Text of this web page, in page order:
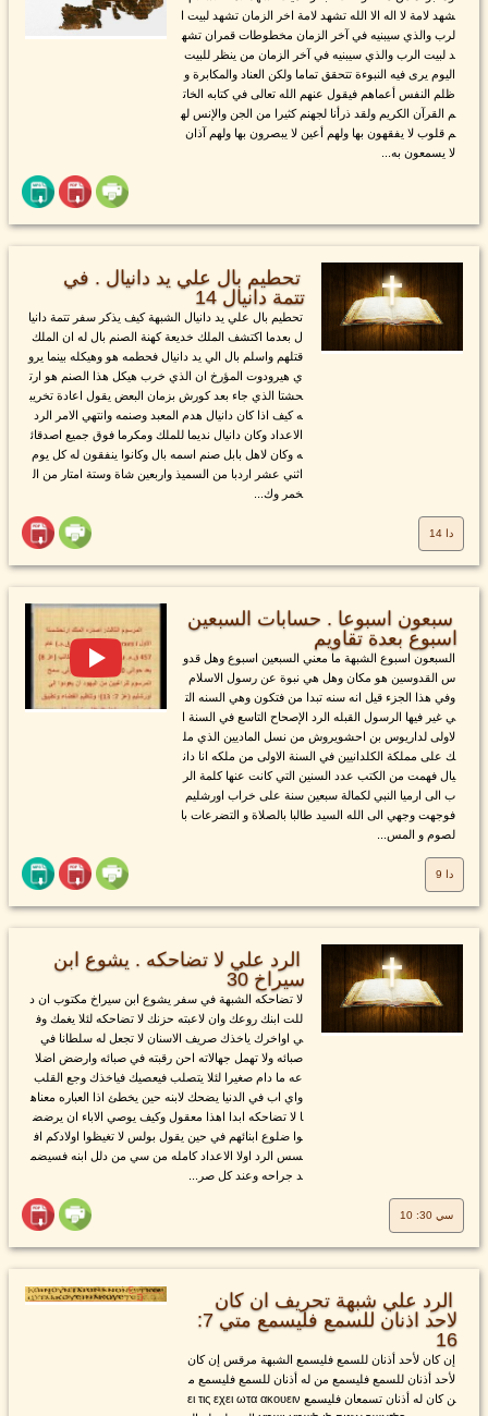
شهد لامة لا اله الا الله تشهد لامة اخر الزمان تشهد لبيت ا
لرب والذي سيبنيه في آخر الزمان مخطوطات قمران تشه
د لبيت الرب والذي سيبنيه في آخر الزمان من ينظر للبيت
اليوم يرى فيه النبوءة تتحقق تماما ولكن العناد والمكابرة و
ظلم النفس أعماهم فيقول عنهم الله تعالى في كتابه الخات
م القرآن الكريم ولقد ذرأنا لجهنم كثيرا من الجن والإنس له
م قلوب لا يفقهون بها ولهم أعين لا يبصرون بها ولهم آذان
لا يسمعون به...
تحطيم بال علي يد دانيال . في
تتمة دانيال 14
تحطيم بال علي يد دانيال الشبهة كيف يذكر سفر تتمة دانيا
ل بعدما اكتشف الملك خديعة كهنة الصنم بال له ان الملك
قتلهم واسلم بال الي يد دانيال فحطمه هو وهيكله بينما يرو
ي هيرودوت المؤرخ ان الذي خرب هيكل هذا الصنم هو ارت
حشتا الذي جاء بعد كورش بزمان البعض يقول اعادة تخريب
ه كيف اذا كان دانيال هدم المعبد وصنمه وانتهي الامر الرد
الاعداد وكان دانيال نديما للملك ومكرما فوق جميع اصدقائ
ه وكان لاهل بابل صنم اسمه بال وكانوا ينفقون له كل يوم
اثني عشر اردبا من السميذ واربعين شاة وستة امتار من ال
خمر وك...
دا 14
سبعون اسبوعا . حسابات السبعين
اسبوع بعدة تقاويم
السبعون اسبوع الشبهة ما معني السبعين اسبوع وهل قدو
س القدوسين هو مكان وهل هي نبوة عن رسول الاسلام
وفي هذا الجزء قيل انه سنه تبدا من فتكون وهي السنه الت
ي غير فيها الرسول القبله الرد الإصحاح التاسع في السنة ا
لاولى لداريوس بن احشويروش من نسل الماديين الذي مل
ك على مملكة الكلدانيين في السنة الاولى من ملكه انا دان
يال فهمت من الكتب عدد السنين التي كانت عنها كلمة الر
ب الى ارميا النبي لكمالة سبعين سنة على خراب اورشليم
فوجهت وجهي الى الله السيد طالبا بالصلاة و التضرعات با
لصوم و المس...
دا 9
الرد علي لا تضاحكه . يشوع ابن
سيراخ 30
لا تضاحكه الشبهة في سفر يشوع ابن سيراخ مكتوب ان د
للت ابنك روعك وان لاعبته حزنك لا تضاحكه لئلا يغمك وف
ي اواخرك ياخذك صريف الاسنان لا تجعل له سلطانا في
صبائه ولا تهمل جهالاته احن رقبته في صبائه وارضض اضلا
عه ما دام صغيرا لئلا يتصلب فيعصيك فياخذك وجع القلب
واي اب في الدنيا يضحك لابنه حين يخطئ اذا العباره معناه
ا لا تضاحكه ابدا اهذا معقول وكيف يوصي الاباء ان يرضض
وا ضلوع ابنائهم في حين يقول بولس لا تغيظوا اولادكم اف
سس الرد اولا الاعداد كامله من سي من دلل ابنه فسيضم
د جراحه وعند كل صر...
سي 30: 10
الرد علي شبهة تحريف ان كان
لاحد اذنان للسمع فليسمع متي 7:
16
إن كان لأحد أذنان للسمع فليسمع الشبهة مرقس إن كان
لأحد أذنان للسمع فليسمع من له أذنان للسمع فليسمع م
ن كان له أذنان تسمعان فليسمع ει τις εχει ωτα ακουειν